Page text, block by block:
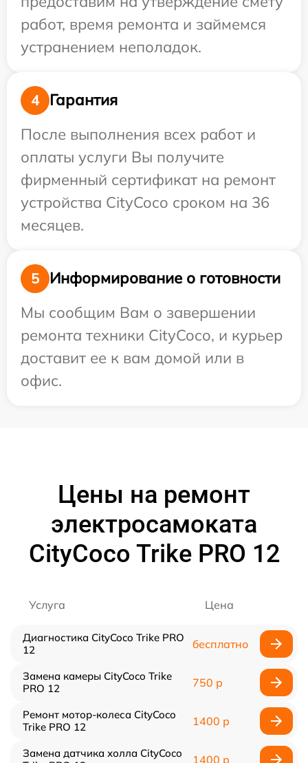
работ, время ремонта и займемся
устранением неполадок.
4
Гарантия
После выполнения всех работ и
оплаты услуги Вы получите
фирменный сертификат на ремонт
устройства CityCoco сроком на 36
месяцев.
5
Информирование о готовности
Мы сообщим Вам о завершении
ремонта техники CityCoco, и курьер
доставит ее к вам домой или в
офис.
Цены на ремонт
электросамоката
CityCoco Trike PRO 12
Услуга Цена
Диагностика CityCoco Trike PRO
12
бесплатно
Замена камеры CityCoco Trike
PRO 12
750 р
Ремонт мотор-колеса CityCoco
Trike PRO 12
1400 р
Замена датчика холла CityCoco
1400 р